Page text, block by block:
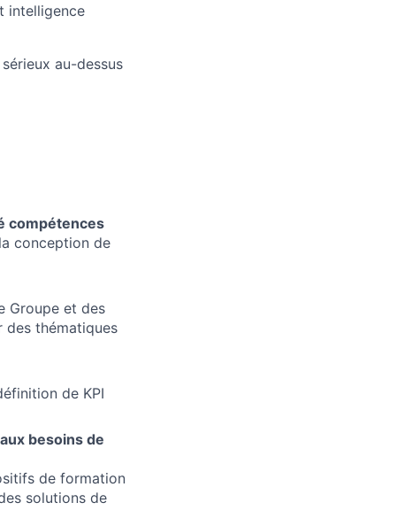
intelligence
au-dessus
compétences
conception de
Groupe et des
des thématiques
de KPI
besoins de
de formation
solutions de